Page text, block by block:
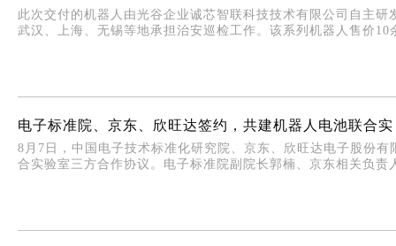
此次交付的机器人由光谷企业诚芯智联科技技术有限公司自主
武汉、上海、无锡等地承担治安巡检工作。该系列机器人售价
电子标准院、京东、欣旺达签约，共建机器人电池联合实
8月7日，中国电子技术标准化研究院、京东、欣旺达电子股份
合实验室三方合作协议。电子标准院副院长郭楠、京东相关负